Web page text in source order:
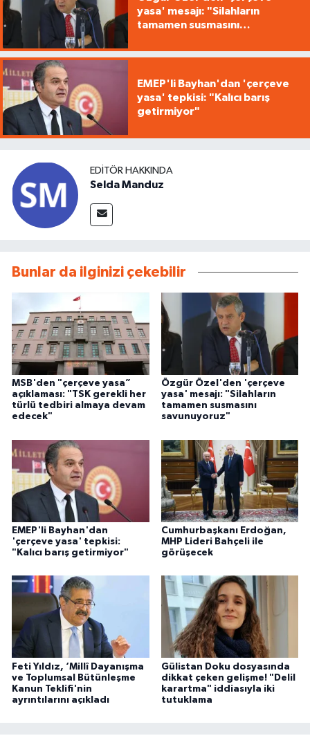
yasa' mesajı: "Silahların
tamamen susmasını
EMEP'li Bayhan'dan 'çerçeve
yasa' tepkisi: "Kalıcı barış
getirmiyor"
EDITÖR HAKKINDA
Selda Manduz
Bunlar da ilginizi çekebilir
MSB'den "çerçeve yasa”
açıklaması: "TSK gerekli her
türlü tedbiri almaya devam
edecek"
Özgür Özel'den 'çerçeve
yasa' mesajı: "Silahların
tamamen susmasını
savunuyoruz"
EMEP'li Bayhan'dan
'çerçeve yasa' tepkisi:
"Kalıcı barış getirmiyor"
Cumhurbaşkanı Erdoğan,
MHP Lideri Bahçeli ile
görüşecek
Feti Yıldız, ‘Millî Dayanışma
ve Toplumsal Bütünleşme
Kanun Teklifi'nin
ayrıntılarını açıkladı
Gülistan Doku dosyasında
dikkat çeken gelişme! "Delil
karartma" iddiasıyla iki
tutuklama